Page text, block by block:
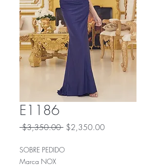
E1186
$3,350.00 Precio
$2,350.00Precio
SOBRE PEDIDO
Marca NOX